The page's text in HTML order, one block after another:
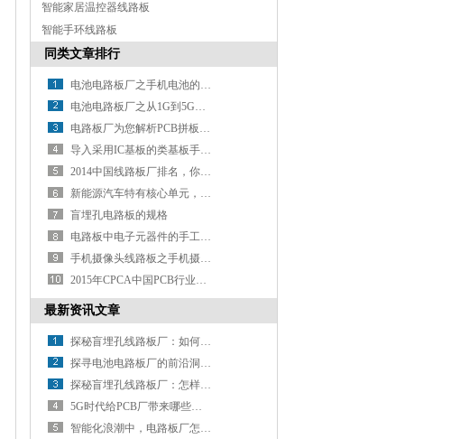
智能家居温控器线路板
智能手环线路板
同类文章排行
电池电路板厂之手机电池的那些“误会”
电池电路板厂之从1G到5G手机进化史，鬼知道手机经历了什么？
电路板厂为您解析PCB拼板设计
导入采用IC基板的类基板手机HDI技术
2014中国线路板厂排名，你知道几家？
新能源汽车特有核心单元，带动电池线路板厂新增长
盲埋孔电路板的规格
电路板中电子元器件的手工焊接方法分析（上）
手机摄像头线路板之手机摄像头模组的工作原理以及封装方法
2015年CPCA中国PCB行业排行榜正式出炉！深联电路内资排名第10！综合排名第28！
最新资讯文章
探秘盲埋孔线路板厂：如何用精密工艺打造电路 “隐形脉络”？
探寻电池电路板厂的前沿洞察：行业发展驶向何方？
探秘盲埋孔线路板厂：怎样解锁精密制造的密码？
5G时代给PCB厂带来哪些新挑战？
智能化浪潮中，电路板厂怎样推进智能制造升级？